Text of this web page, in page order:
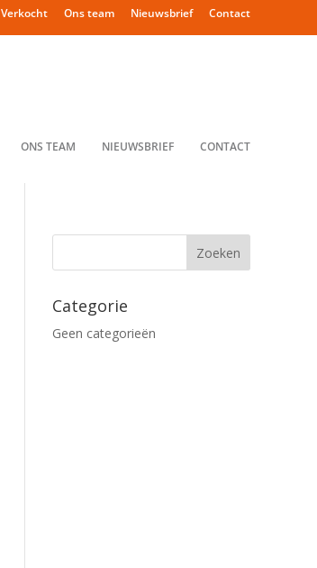
Verkocht Ons team Nieuwsbrief Contact
ONS TEAM NIEUWSBRIEF CONTACT
Categorie
Geen categorieën